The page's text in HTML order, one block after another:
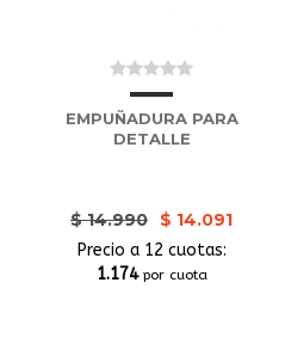
EMPUÑADURA PARA
DETALLE
$ 14.990 $ 14.091
Precio a 12 cuotas:
1.174 por cuota